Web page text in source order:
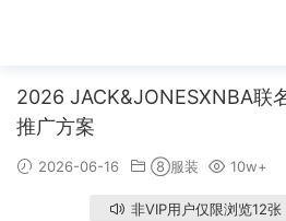
2026 JACK&JONESXNBA联
推广方案
2026-06-16 ⑧服装 10w+
非VIP用户仅限浏览12